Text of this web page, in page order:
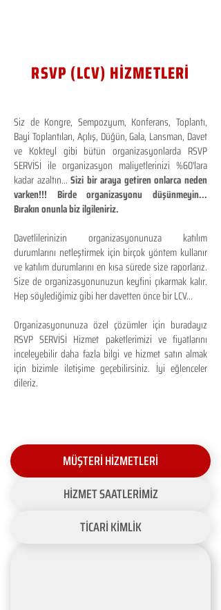
RSVP (LCV) HİZMETLERİ
Siz de Kongre, Sempozyum, Konferans, Toplantı,
Bayi Toplantıları, Açılış, Düğün, Gala, Lansman, Davet
ve Kokteyl gibi bütün organizasyonlarda RSVP
SERVİSİ ile organizasyon maliyetlerinizi %60'lara
kadar azaltın...Sizi bir araya getiren onlarca neden
varken!!! Birde organizasyonu düşünmeyin...
Bırakın onunla biz ilgileniriz.
Davetlilerinizin organizasyonunuza katılım
durumlarını netleştirmek için birçok yöntem kullanır
ve katılım durumlarını en kısa sürede size raporlarız.
Size de organizasyonunuzun keyfini çıkarmak kalır.
Hep söylediğimiz gibi her davetten önce bir LCV...
Organizasyonunuza özel çözümler için buradayız
RSVP SERVİSİ Hizmet paketlerimizi ve fiyatlarını
inceleyebilir daha fazla bilgi ve hizmet satın almak
için bizimle iletişime geçebilirsiniz. İyi eğlenceler
dileriz.
MÜŞTERİ HİZMETLERİ
HİZMET SAATLERİMİZ
TİCARİ KİMLİK